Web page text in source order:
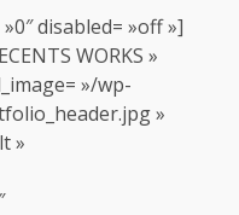
disabled= »off »]
WORKS »
»/wp-
»
»